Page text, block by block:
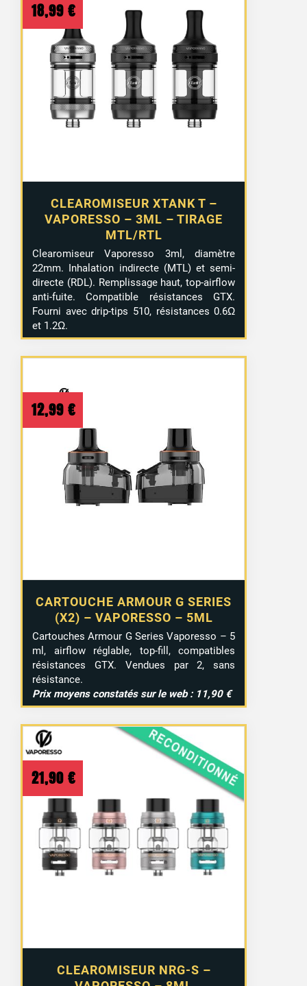
CLEAROMISEUR XTANK T –
VAPORESSO – 3ML – TIRAGE
MTL/RTL
18,99 €
Clearomiseur Vaporesso 3ml, diamètre
22mm. Inhalation indirecte (MTL) et semi-
directe (RDL). Remplissage haut, top-airflow
anti-fuite. Compatible résistances GTX.
Fourni avec drip-tips 510, résistances 0.6Ω
et 1.2Ω.
CARTOUCHE ARMOUR G SERIES
(X2) – VAPORESSO – 5ML
12,99 €
Cartouches Armour G Series Vaporesso – 5
ml, airflow réglable, top-fill, compatibles
résistances GTX. Vendues par 2, sans
résistance.
Prix moyens constatés sur le web : 11,90 €
CLEAROMISEUR NRG-S –
21,90 €